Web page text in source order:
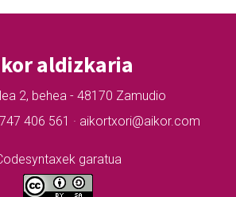
aldizkaria
2, behea - 48170 Zamudio
406 561 · aikortxori@aikor.com
garatua